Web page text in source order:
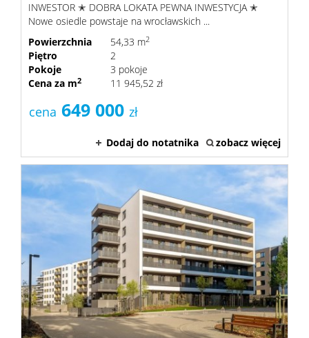
INWESTOR ✭ DOBRA LOKATA PEWNA INWESTYCJA ✭
Nowe osiedle powstaje na wrocławskich ...
Powierzchnia
54,33 m2
Piętro
2
Pokoje
3 pokoje
Cena za m2 11 945,52 zł
cena 649 000 zł
Dodaj do notatnika zobacz więcej